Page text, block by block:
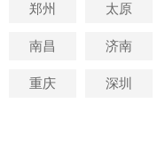
郑州 太原
南昌 济南
重庆 深圳